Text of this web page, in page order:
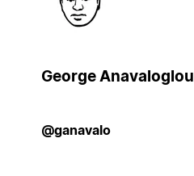
George Anavaloglou
@ganavalo